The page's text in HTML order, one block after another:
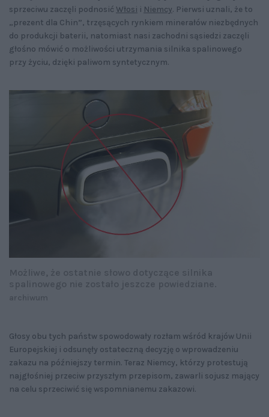
sprzeciwu zaczęli podnosić Włosi i Niemcy. Pierwsi uznali, że to
„prezent dla Chin”, trzęsących rynkiem minerałów niezbędnych
do produkcji baterii, natomiast nasi zachodni sąsiedzi zaczęli
głośno mówić o możliwości utrzymania silnika spalinowego
przy życiu, dzięki paliwom syntetycznym.
Głosy obu tych państw spowodowały rozłam wśród krajów Unii
Europejskiej i odsunęły ostateczną decyzję o wprowadzeniu
zakazu na późniejszy termin. Teraz Niemcy, którzy protestują
najgłośniej przeciw przyszłym przepisom, zawarli sojusz mający
na celu sprzeciwić się wspomnianemu zakazowi.